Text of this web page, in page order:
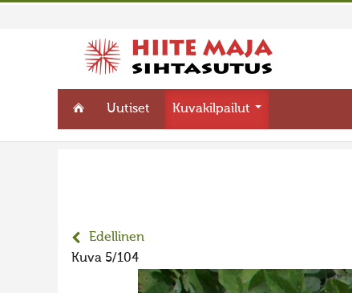
Uutiset Kuvakilpailut
Edellinen
Kuva 5/104